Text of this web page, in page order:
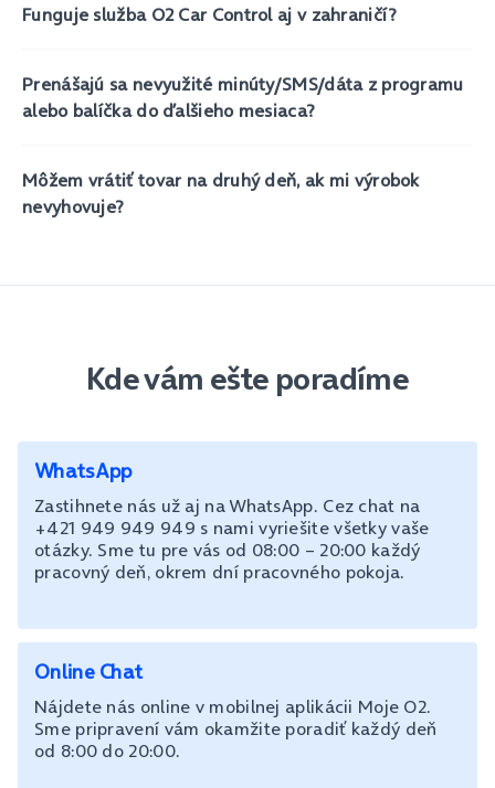
Funguje služba O2 Car Control aj v zahraničí?
Prenášajú sa nevyužité minúty/SMS/dáta z programu
alebo balíčka do ďalšieho mesiaca?
Môžem vrátiť tovar na druhý deň, ak mi výrobok
nevyhovuje?
Kde vám ešte poradíme
WhatsApp
Zastihnete nás už aj na WhatsApp. Cez chat na
+421 949 949 949 s nami vyriešite všetky vaše
otázky. Sme tu pre vás od 08:00 – 20:00 každý
pracovný deň, okrem dní pracovného pokoja.
Online Chat
Nájdete nás online v mobilnej aplikácii Moje O2.
Sme pripravení vám okamžite poradiť každý deň
od 8:00 do 20:00.